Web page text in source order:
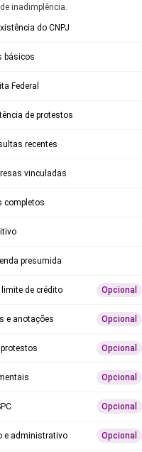
inadimplência.
do CNPJ
básicos
Federal
de protestos
recentes
vinculadas
completos
presumida
de crédito Opcional
e anotações Opcional
Opcional
Opcional
Opcional
e administrativo Opcional